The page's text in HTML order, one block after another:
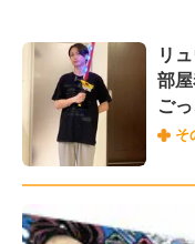
リ
部
ご
そ